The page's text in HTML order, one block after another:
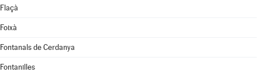
Flaçà
Foixà
Fontanals de Cerdanya
Fontanilles